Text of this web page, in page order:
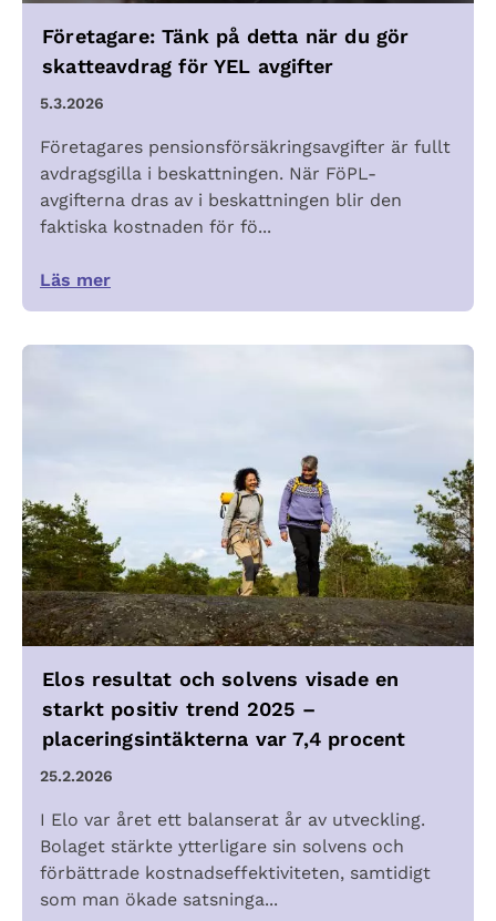
Företagare: Tänk på detta när du gör
skatteavdrag för YEL avgifter
5.3.2026
Företagares pensionsförsäkringsavgifter är fullt
avdragsgilla i beskattningen. När FöPL-
avgifterna dras av i beskattningen blir den
faktiska kostnaden för fö...
Läs mer
Elos resultat och solvens visade en
starkt positiv trend 2025 –
placeringsintäkterna var 7,4 procent
25.2.2026
I Elo var året ett balanserat år av utveckling.
Bolaget stärkte ytterligare sin solvens och
förbättrade kostnadseffektiviteten, samtidigt
som man ökade satsninga...